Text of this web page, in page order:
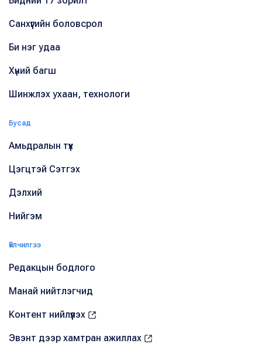
Санхүүгийн боловсрол
Би нэг удаа
Хүний багш
Шинжлэх ухаан, технологи
Бусад
Амьдралын түүх
Цэгцтэй Сэтгэх
Дэлхий
Нийгэм
Үйлчилгээ
Редакцын бодлого
Манай нийтлэгчид
Контент нийлүүлэх
Эвэнт дээр хамтран ажиллах